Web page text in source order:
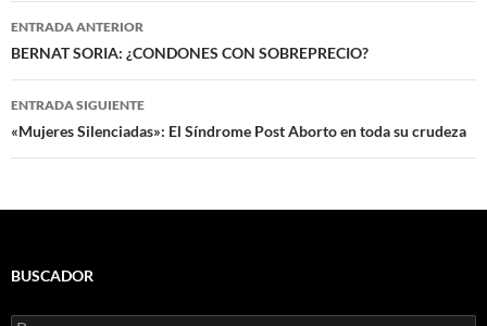
Navegación
de
entradas
ENTRADA ANTERIOR
BERNAT SORIA: ¿CONDONES CON SOBREPRECIO?
ENTRADA SIGUIENTE
«Mujeres Silenciadas»: El Síndrome Post Aborto en toda su crudeza
BUSCADOR